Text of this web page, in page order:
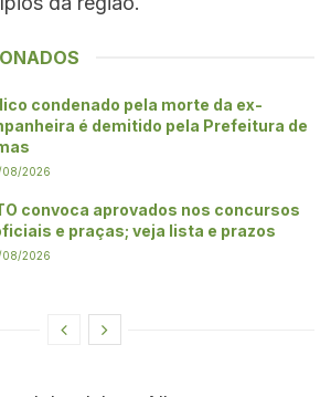
condenado pela morte da ex-
é demitido pela Prefeitura de
2026
convoca aprovados nos concursos
e praças; veja lista e prazos
2026